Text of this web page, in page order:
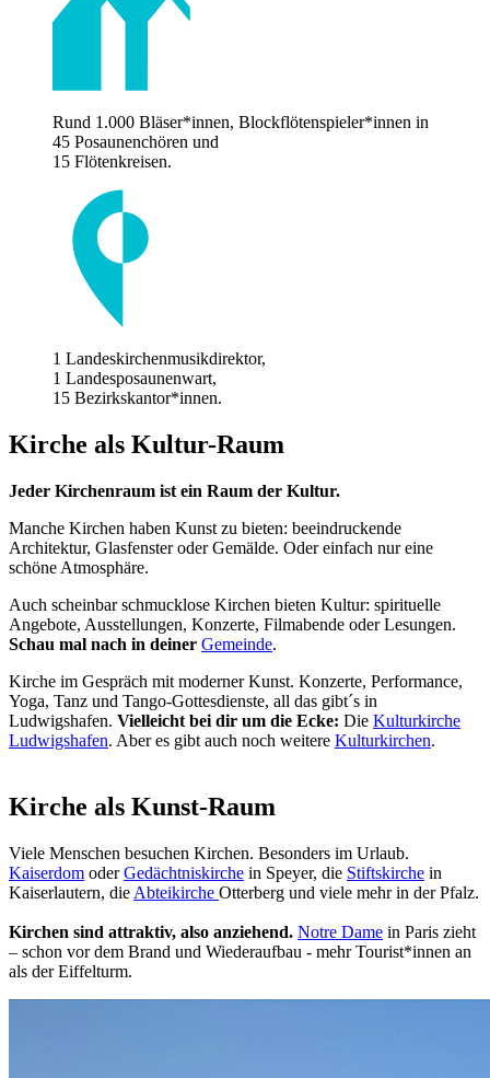
Rund 1.000 Bläser*innen, Blockflötenspieler*innen in
45 Posaunenchören und
15 Flötenkreisen.
1 Landeskirchenmusikdirektor,
1 Landesposaunenwart,
15 Bezirkskantor*innen.
Kirche als Kultur-Raum
Jeder Kirchenraum ist ein Raum der Kultur.
Manche Kirchen haben Kunst zu bieten: beeindruckende
Architektur, Glasfenster oder Gemälde. Oder einfach nur eine
schöne Atmosphäre.
Auch scheinbar schmucklose Kirchen bieten Kultur: spirituelle
Angebote, Ausstellungen, Konzerte, Filmabende oder Lesungen.
Schau mal nach in deiner Gemeinde.
Kirche im Gespräch mit moderner Kunst. Konzerte, Performance,
Yoga, Tanz und Tango-Gottesdienste, all das gibt´s in
Ludwigshafen. Vielleicht bei dir um die Ecke: Die Kulturkirche
Ludwigshafen. Aber es gibt auch noch weitere Kulturkirchen.
Kirche als Kunst-Raum
Viele Menschen besuchen Kirchen. Besonders im Urlaub.
Kaiserdom oderGedächtniskirche in Speyer, die Stiftskirche in
Kaiserlautern, die Abteikirche Otterberg und viele mehr in der Pfalz.
Kirchen sind attraktiv, also anziehend. Notre Dame in Paris zieht
– schon vor dem Brand und Wiederaufbau - mehr Tourist*innen an
als der Eiffelturm.